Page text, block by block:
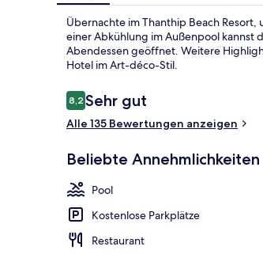
Übernachte im Thanthip Beach
einer Abkühlung im Außenpool kannst
Abendessen geöffnet. Weitere
Hotel im Art-déco-Stil.
Bewertungen
8,28,2 von 10.
Sehr gut
Alle 135 Bewertungen anzeigen
Beliebte Annehmlichkeiten
Pool
Kostenlose Parkplätze
Restaurant